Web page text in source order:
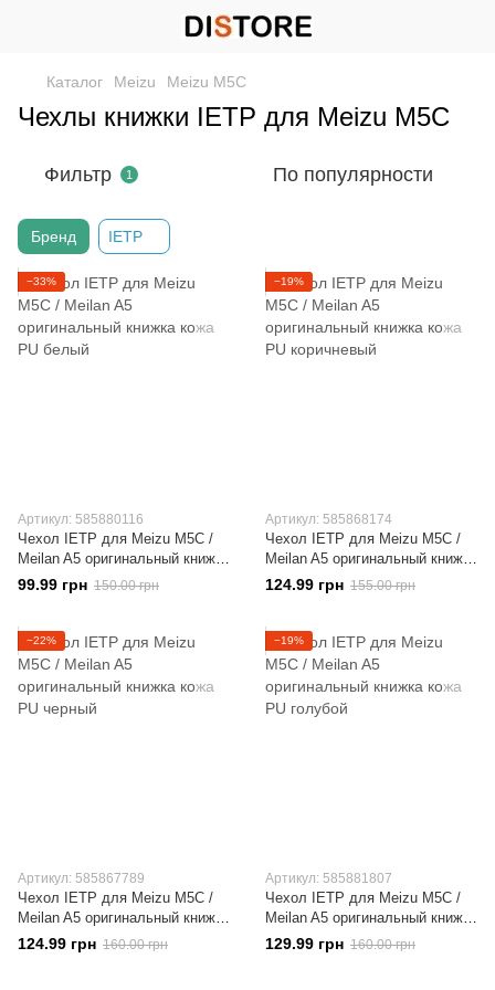
Каталог Meizu Meizu M5C
Чехлы книжки IETP для Meizu M5С
Фильтр 1 По популярности
Бренд IETP
−33%
Артикул: 585880116
Чехол IETP для Meizu M5C /
Meilan A5 оригинальный книжка
кожа PU белый
99.99 грн 150.00 грн
−19%
Артикул: 585868174
Чехол IETP для Meizu M5C /
Meilan A5 оригинальный книжка
кожа PU коричневый
124.99 грн 155.00 грн
−22%
Артикул: 585867789
Чехол IETP для Meizu M5C /
Meilan A5 оригинальный книжка
кожа PU черный
124.99 грн 160.00 грн
−19%
Артикул: 585881807
Чехол IETP для Meizu M5C /
Meilan A5 оригинальный книжка
кожа PU голубой
129.99 грн 160.00 грн